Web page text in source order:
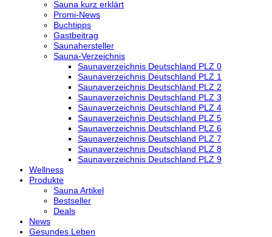
Sauna kurz erklärt
Promi-News
Buchtipps
Gastbeitrag
Saunahersteller
Sauna-Verzeichnis
Saunaverzeichnis Deutschland PLZ 0
Saunaverzeichnis Deutschland PLZ 1
Saunaverzeichnis Deutschland PLZ 2
Saunaverzeichnis Deutschland PLZ 3
Saunaverzeichnis Deutschland PLZ 4
Saunaverzeichnis Deutschland PLZ 5
Saunaverzeichnis Deutschland PLZ 6
Saunaverzeichnis Deutschland PLZ 7
Saunaverzeichnis Deutschland PLZ 8
Saunaverzeichnis Deutschland PLZ 9
Wellness
Produkte
Sauna Artikel
Bestseller
Deals
News
Gesundes Leben